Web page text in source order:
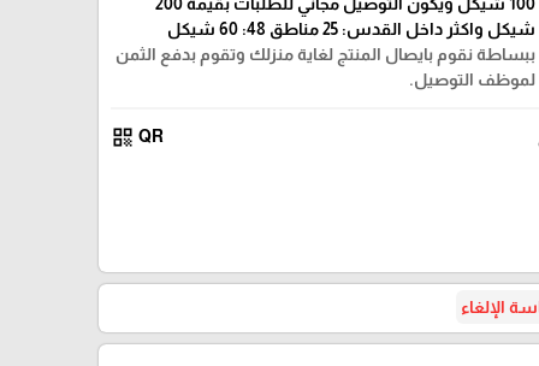
شيكل واكثر داخل القدس: 25 مناطق 48: 60 شيكل
ببساطة نقوم بايصال المنتج لغاية منزلك وتقوم بدفع الثمن
لموظف التوصيل.
QR
qr_code
الإلغاء